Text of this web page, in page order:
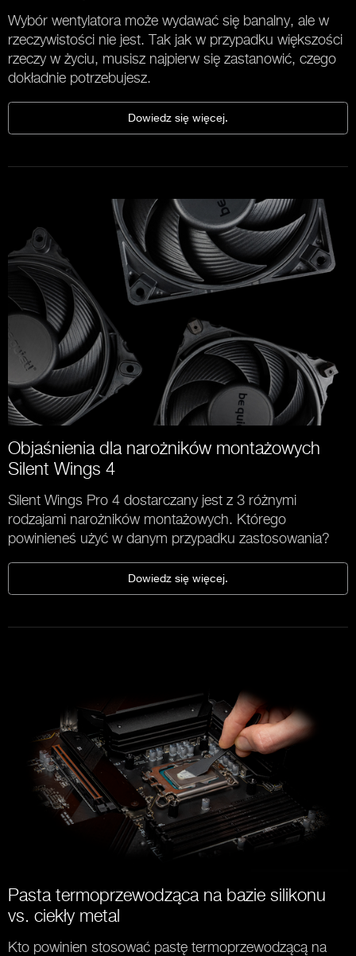
Wybór wentylatora może wydawać się banalny, ale w
rzeczywistości nie jest. Tak jak w przypadku większości
rzeczy w życiu, musisz najpierw się zastanowić, czego
dokładnie potrzebujesz.
Dowiedz się więcej.
Objaśnienia dla narożników montażowych
Silent Wings 4
Silent Wings Pro 4 dostarczany jest z 3 różnymi
rodzajami narożników montażowych. Którego
powinieneś użyć w danym przypadku zastosowania?
Dowiedz się więcej.
Pasta termoprzewodząca na bazie silikonu
vs. ciekły metal
Kto powinien stosować pastę termoprzewodzącą na